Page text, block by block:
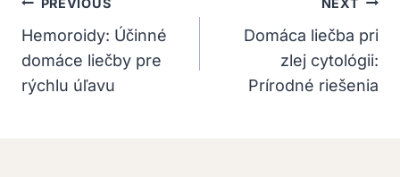
V
Článku
Hemoroidy: Účinné
domáce liečby pre
rýchlu úľavu
Domáca liečba pri
zlej cytológii:
Prírodné riešenia